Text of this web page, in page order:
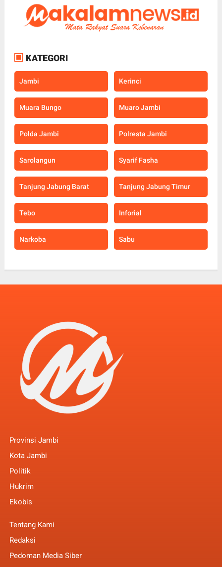
KATEGORI
Jambi Kerinci
Muara Bungo Muaro Jambi
Polda Jambi Polresta Jambi
Sarolangun Syarif Fasha
Tanjung Jabung Barat Tanjung Jabung Timur
Tebo Inforial
Narkoba Sabu
Provinsi Jambi
Kota Jambi
Politik
Hukrim
Ekobis
Tentang Kami
Redaksi
Pedoman Media Siber